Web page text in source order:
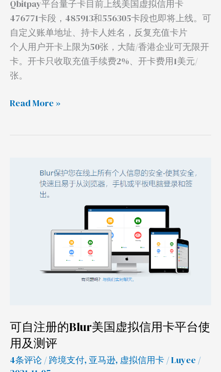
Qbitpay平台量子卡目前上线美国虚拟信用卡
476771卡段，485913和556305卡段也即将上线。可
自定义账单地址、持卡人姓名，反复充值卡片
个人用户开卡上限为50张，大陆/香港企业可无限开
卡。开卡只收取充值手续费2%、开卡费用1美元/
张。
平
台
Read More »
可自注册的Blur美国虚拟信用卡平台使
用及测评
4条评论 /跨境支付, 亚马逊, 虚拟信用卡 /Luyee /
用
卡
平
台